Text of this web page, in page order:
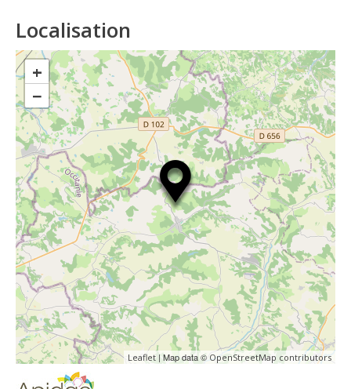
Localisation
+
−
Leaflet | Map data © OpenStreetMap contributors